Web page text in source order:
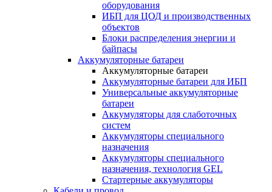
оборудования
ИБП для ЦОД и производственных
объектов
Блоки распределения энергии и
байпасы
Аккумуляторные батареи
Аккумуляторные батареи
Аккумуляторные батареи для ИБП
Универсальные аккумуляторные
батареи
Аккумуляторы для слаботочных
систем
Аккумуляторы специального
назначения
Аккумуляторы специального
назначения, технология GEL
Стартерные аккумуляторы